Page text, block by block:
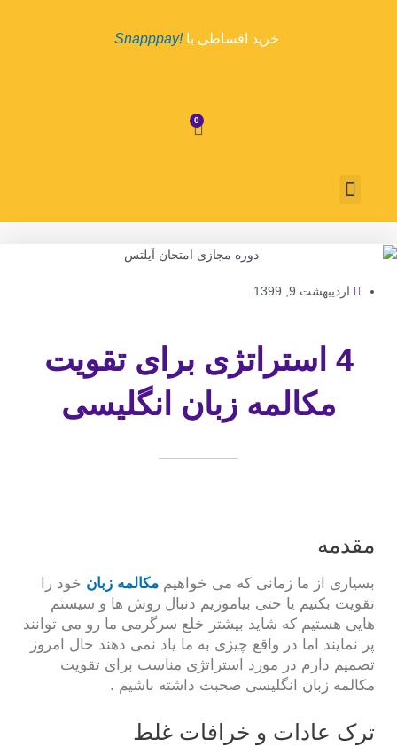
خرید اقساطی با!Snapppay
0سبد
منو
اردیبهشت 9, 1399
4 استراتژی برای تقویت
مکالمه زبان انگلیسی
مقدمه
بسیاری از ما زمانی که می خواهیم مکالمه زبان خود را
تقویت بکنیم یا حتی بیاموزیم دنبال روش ها و سیستم
هایی هستیم که شاید بیشتر خلع سرگرمی ما رو می توانند
پر نمایند اما در واقع چیزی به ما یاد نمی دهند حال امروز
تصمیم دارم در مورد استراتژی مناسب برای تقویت
مکالمه زبان انگلیسی صحبت داشته باشیم .
ترک عادات و خرافات غلط